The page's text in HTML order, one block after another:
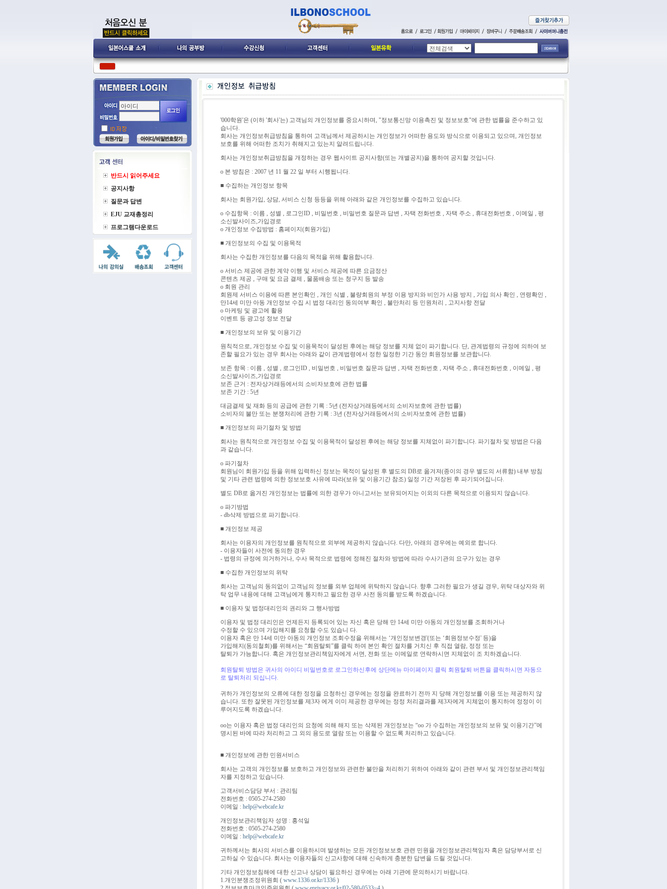
반드시 읽어주세요
공지사항
질문과 답변
EJU 교재총정리
프로그램다운로드
'000학원'은 (이하 '회사'는) 고객님의 개인정보를 중요시하며, "정보통신망 이용촉진 및 정보보호"에 관한 법률을 준수하고 있
습니다.
회사는 개인정보취급방침을 통하여 고객님께서 제공하시는 개인정보가 어떠한 용도와 방식으로 이용되고 있으며, 개인정보
보호를 위해 어떠한 조치가 취해지고 있는지 알려드립니다.
회사는 개인정보취급방침을 개정하는 경우 웹사이트 공지사항(또는 개별공지)을 통하여 공지할 것입니다.
ο 본 방침은 : 2007 년 11 월 22 일 부터 시행됩니다.
■ 수집하는 개인정보 항목
회사는 회원가입, 상담, 서비스 신청 등등을 위해 아래와 같은 개인정보를 수집하고 있습니다.
ο 수집항목 : 이름 , 성별 , 로그인ID , 비밀번호 , 비밀번호 질문과 답변 , 자택 전화번호 , 자택 주소 , 휴대전화번호 , 이메일 , 평
소신발사이즈,가입경로
ο 개인정보 수집방법 : 홈페이지(회원가입)
■ 개인정보의 수집 및 이용목적
회사는 수집한 개인정보를 다음의 목적을 위해 활용합니다.
ο 서비스 제공에 관한 계약 이행 및 서비스 제공에 따른 요금정산
콘텐츠 제공 , 구매 및 요금 결제 , 물품배송 또는 청구지 등 발송
ο 회원 관리
회원제 서비스 이용에 따른 본인확인 , 개인 식별 , 불량회원의 부정 이용 방지와 비인가 사용 방지 , 가입 의사 확인 , 연령확인 ,
만14세 미만 아동 개인정보 수집 시 법정 대리인 동의여부 확인 , 불만처리 등 민원처리 , 고지사항 전달
ο 마케팅 및 광고에 활용
이벤트 등 광고성 정보 전달
■ 개인정보의 보유 및 이용기간
원칙적으로, 개인정보 수집 및 이용목적이 달성된 후에는 해당 정보를 지체 없이 파기합니다. 단, 관계법령의 규정에 의하여 보
존할 필요가 있는 경우 회사는 아래와 같이 관계법령에서 정한 일정한 기간 동안 회원정보를 보관합니다.
보존 항목 : 이름 , 성별 , 로그인ID , 비밀번호 , 비밀번호 질문과 답변 , 자택 전화번호 , 자택 주소 , 휴대전화번호 , 이메일 , 평
소신발사이즈,가입경로
보존 근거 : 전자상거래등에서의 소비자보호에 관한 법률
보존 기간 : 5년
대금결제 및 재화 등의 공급에 관한 기록 : 5년 (전자상거래등에서의 소비자보호에 관한 법률)
소비자의 불만 또는 분쟁처리에 관한 기록 : 3년 (전자상거래등에서의 소비자보호에 관한 법률)
■ 개인정보의 파기절차 및 방법
회사는 원칙적으로 개인정보 수집 및 이용목적이 달성된 후에는 해당 정보를 지체없이 파기합니다. 파기절차 및 방법은 다음
과 같습니다.
ο 파기절차
회원님이 회원가입 등을 위해 입력하신 정보는 목적이 달성된 후 별도의 DB로 옮겨져(종이의 경우 별도의 서류함) 내부 방침
및 기타 관련 법령에 의한 정보보호 사유에 따라(보유 및 이용기간 참조) 일정 기간 저장된 후 파기되어집니다.
별도 DB로 옮겨진 개인정보는 법률에 의한 경우가 아니고서는 보유되어지는 이외의 다른 목적으로 이용되지 않습니다.
ο 파기방법
- db삭제 방법으로 파기합니다.
■ 개인정보 제공
회사는 이용자의 개인정보를 원칙적으로 외부에 제공하지 않습니다. 다만, 아래의 경우에는 예외로 합니다.
- 이용자들이 사전에 동의한 경우
- 법령의 규정에 의거하거나, 수사 목적으로 법령에 정해진 절차와 방법에 따라 수사기관의 요구가 있는 경우
■ 수집한 개인정보의 위탁
회사는 고객님의 동의없이 고객님의 정보를 외부 업체에 위탁하지 않습니다. 향후 그러한 필요가 생길 경우, 위탁 대상자와 위
탁 업무 내용에 대해 고객님에게 통지하고 필요한 경우 사전 동의를 받도록 하겠습니다.
■ 이용자 및 법정대리인의 권리와 그 행사방법
이용자 및 법정 대리인은 언제든지 등록되어 있는 자신 혹은 당해 만 14세 미만 아동의 개인정보를 조회하거나
수정할 수 있으며 가입해지를 요청할 수도 있습니 다.
이용자 혹은 만 14세 미만 아동의 개인정보 조회수정을 위해서는 ‘개인정보변경'(또는 ‘회원정보수정' 등)을
가입해지(동의철회)를 위해서는 “회원탈퇴”를 클릭 하여 본인 확인 절차를 거치신 후 직접 열람, 정정 또는
탈퇴가 가능합니다. 혹은 개인정보관리책임자에게 서면, 전화 또는 이메일로 연락하시면 지체없이 조 치하겠습니다.
회원탈퇴 방법은 귀사의 아이디 비밀번호로 로그인하신후에 상단메뉴 마이페이지 클릭 회원탈퇴 버튼을 클릭하시면 자동으
로 탈퇴처리 되십니다.
귀하가 개인정보의 오류에 대한 정정을 요청하신 경우에는 정정을 완료하기 전까 지 당해 개인정보를 이용 또는 제공하지 않
습니다. 또한 잘못된 개인정보를 제3자 에게 이미 제공한 경우에는 정정 처리결과를 제3자에게 지체없이 통지하여 정정이 이
루어지도록 하겠습니다.
oo는 이용자 혹은 법정 대리인의 요청에 의해 해지 또는 삭제된 개인정보는 “oo 가 수집하는 개인정보의 보유 및 이용기간”에
명시된 바에 따라 처리하고 그 외의 용도로 열람 또는 이용할 수 없도록 처리하고 있습니다.
■ 개인정보에 관한 민원서비스
회사는 고객의 개인정보를 보호하고 개인정보와 관련한 불만을 처리하기 위하여 아래와 같이 관련 부서 및 개인정보관리책임
자를 지정하고 있습니다.
고객서비스담당 부서 : 관리팀
전화번호 : 0505-274-2580
이메일 : help@webcafe.kr
개인정보관리책임자 성명 : 홍석일
전화번호 : 0505-274-2580
이메일 : help@webcafe.kr
귀하께서는 회사의 서비스를 이용하시며 발생하는 모든 개인정보보호 관련 민원을 개인정보관리책임자 혹은 담당부서로 신
고하실 수 있습니다. 회사는 이용자들의 신고사항에 대해 신속하게 충분한 답변을 드릴 것입니다.
기타 개인정보침해에 대한 신고나 상담이 필요하신 경우에는 아래 기관에 문의하시기 바랍니다.
1.개인분쟁조정위원회 ( www.1336.or.kr/1336 )